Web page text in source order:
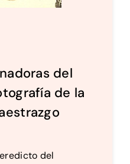
del
de la
del